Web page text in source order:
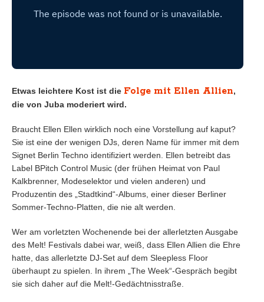
Etwas leichtere Kost ist die Folge mit Ellen Allien,
die von Juba moderiert wird.
Braucht Ellen Ellen wirklich noch eine Vorstellung auf kaput?
Sie ist eine der wenigen DJs, deren Name für immer mit dem
Signet Berlin Techno identifiziert werden. Ellen betreibt das
Label BPitch Control Music (der frühen Heimat von Paul
Kalkbrenner, Modeselektor und vielen anderen) und
Produzentin des „Stadtkind“-Albums, einer dieser Berliner
Sommer-Techno-Platten, die nie alt werden.
Wer am vorletzten Wochenende bei der allerletzten Ausgabe
des Melt! Festivals dabei war, weiß, dass Ellen Allien die Ehre
hatte, das allerletzte DJ-Set auf dem Sleepless Floor
überhaupt zu spielen. In ihrem „The Week“-Gespräch begibt
sie sich daher auf die Melt!-Gedächtnisstraße.